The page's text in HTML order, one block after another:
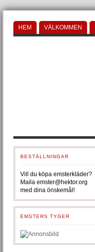
HEM VÄLKOMMEN
BESTÄLLNINGAR
Vill du köpa emsterkläder?
Maila emster@hektor.org
med dina önskemål!
EMSTERS TYGER